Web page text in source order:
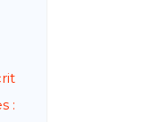
: